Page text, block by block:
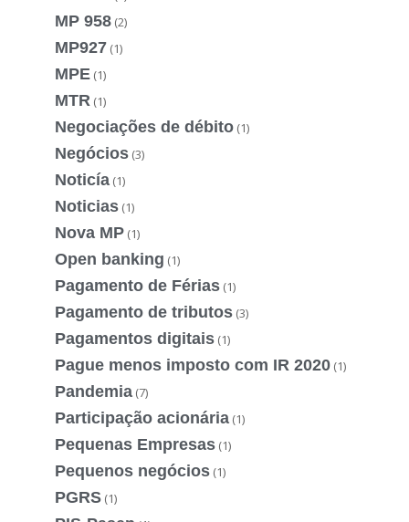
MP 958 (2)
MP927 (1)
MPE (1)
MTR (1)
Negociações de débito (1)
Negócios (3)
Noticía (1)
Noticias (1)
Nova MP (1)
Open banking (1)
Pagamento de Férias (1)
Pagamento de tributos (3)
Pagamentos digitais (1)
Pague menos imposto com IR 2020 (1)
Pandemia (7)
Participação acionária (1)
Pequenas Empresas (1)
Pequenos negócios (1)
PGRS (1)